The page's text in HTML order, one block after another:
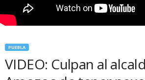
PUEBLA
VIDEO: Culpan al